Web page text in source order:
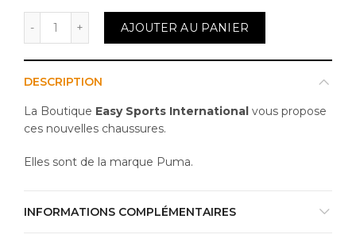
33,90€
89,95€
quantité de Chaussures Puma
AJOUTER AU PANIER
DESCRIPTION
La Boutique Easy Sports International vous propose
ces nouvelles chaussures.
Elles sont de la marque Puma.
INFORMATIONS COMPLÉMENTAIRES